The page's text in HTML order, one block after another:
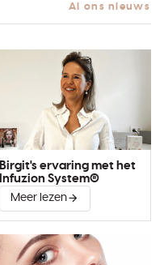
Al ons nieuws
Birgit's ervaring met het
Infuzion System®
Meer lezen